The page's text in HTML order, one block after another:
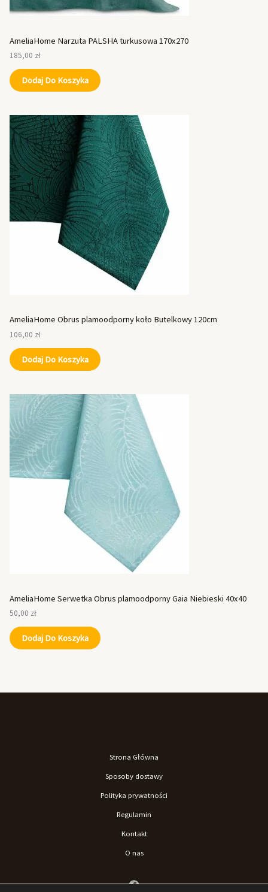
AmeliaHome Narzuta PALSHA turkusowa 170x270
185,00 zł
Dodaj Do Koszyka
AmeliaHome Obrus plamoodporny koło Butelkowy 120cm
106,00 zł
Dodaj Do Koszyka
AmeliaHome Serwetka Obrus plamoodporny Gaia Niebieski 40x40
50,00 zł
Dodaj Do Koszyka
Strona Główna
Sposoby dostawy
Polityka prywatności
Regulamin
Kontakt
O nas